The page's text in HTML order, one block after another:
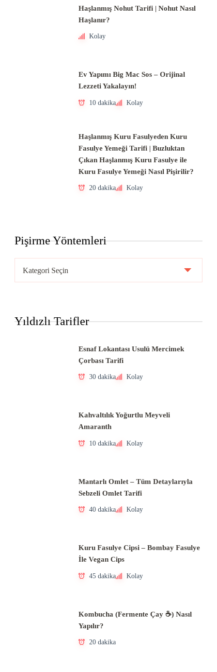
Haşlanmış Nohut Tarifi | Nohut Nasıl
Haşlanır?
Kolay
Ev Yapımı Big Mac Sos – Orijinal
Lezzeti Yakalayın!
10 dakika Kolay
Haşlanmış Kuru Fasulyeden Kuru
Fasulye Yemeği Tarifi | Buzluktan
Çıkan Haşlanmış Kuru Fasulye ile
Kuru Fasulye Yemeği Nasıl Pişirilir?
20 dakika Kolay
Pişirme Yöntemleri
Yöntemleri
Yıldızlı Tarifler
Esnaf Lokantası Usulü Mercimek
Çorbası Tarifi
30 dakika Kolay
Kahvaltılık Yoğurtlu Meyveli
Amaranth
10 dakika Kolay
Mantarlı Omlet – Tüm Detaylarıyla
Sebzeli Omlet Tarifi
40 dakika Kolay
Kuru Fasulye Cipsi – Bombay Fasulye
İle Vegan Cips
45 dakika Kolay
Kombucha (Fermente Çay ☕) Nasıl
Yapılır?
20 dakika